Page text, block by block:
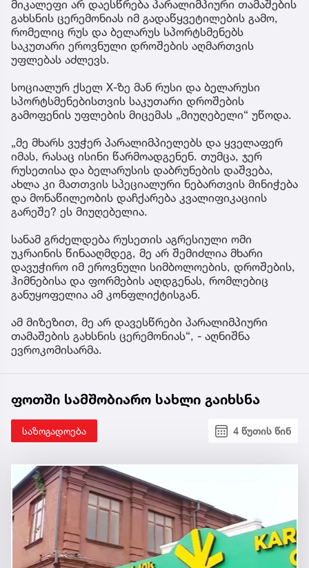
მიკალეფი არ დაესწრება პარალიმპიური თამაშების
გახსნის ცერემონიას იმ გადაწყვეტილების გამო,
რომელიც რუს და ბელარუს სპორტსმენებს
საკუთარი ეროვნული დროშების აღმართვის
უფლებას აძლევს.
სოციალურ ქსელ X-ზე მან რუსი და ბელარუსი
სპორტსმენებისთვის საკუთარი დროშების
გამოფენის უფლების მიცემას „მიუღებელი“ უწოდა.
„მე მხარს ვუჭერ პარალიმპიელებს და ყველაფერ
იმას, რასაც ისინი წარმოადგენენ. თუმცა, ჯერ
რუსეთისა და ბელარუსის დაბრუნების დაშვება,
ახლა კი მათთვის სპეციალური ნებართვის მინიჭება
და მონაწილეობის დაჩქარება კვალიფიკაციის
გარეშე? ეს მიუღებელია.
სანამ გრძელდება რუსეთის აგრესიული ომი
უკრაინის წინააღმდეგ, მე არ შემიძლია მხარი
დავუჭირო იმ ეროვნული სიმბოლოების, დროშების,
ჰიმნებისა და ფორმების აღდგენას, რომლებიც
განუყოფელია ამ კონფლიქტისგან.
ამ მიზეზით, მე არ დავესწრები პარალიმპიური
თამაშების გახსნის ცერემონიას“, - აღნიშნა
ევროკომისარმა.
ფოთში სამშობიარო სახლი გაიხსნა
საზოგადოება 4 წუთის წინ